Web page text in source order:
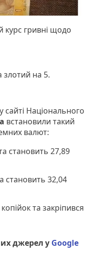
курс гривні щодо
злотий на 5.
сайті Національного
встановили такий
валют:
становить 27,89
становить 32,04
та закріпився
джерел у Google